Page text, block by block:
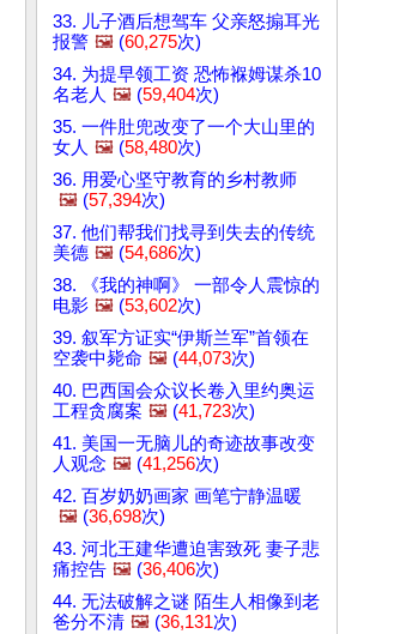
33. 儿子酒后想驾车 父亲怒搧耳光
报警 🖼️ (60,275次)
34. 为提早领工资 恐怖褓姆谋杀10
名老人 🖼️ (59,404次)
35. 一件肚兜改变了一个大山里的
女人 🖼️ (58,480次)
36. 用爱心坚守教育的乡村教师
🖼️ (57,394次)
37. 他们帮我们找寻到失去的传统
美德 🖼️ (54,686次)
38. 《我的神啊》 一部令人震惊的
电影 🖼️ (53,602次)
39. 叙军方证实“伊斯兰军”首领在
空袭中毙命 🖼️ (44,073次)
40. 巴西国会众议长卷入里约奥运
工程贪腐案 🖼️ (41,723次)
41. 美国一无脑儿的奇迹故事改变
人观念 🖼️ (41,256次)
42. 百岁奶奶画家 画笔宁静温暖
🖼️ (36,698次)
43. 河北王建华遭迫害致死 妻子悲
痛控告 🖼️ (36,406次)
44. 无法破解之谜 陌生人相像到老
爸分不清 🖼️ (36,131次)